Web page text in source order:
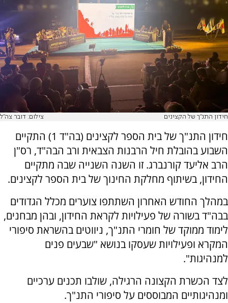
חידון התנ"ך של הקצינים צילום: דובר צה"ל
חידון התנ"ך של בית הספר לקצינים (בה"ד 1) התקיים
השבוע בהובלת חיל הרבנות הצבאית ורב הבה"ד, רס"ן
הרב אליעד קורנברג. זו השנה השנייה שבה מתקיים
החידון, בשיתוף מחלקת החינוך של בית הספר לקצינים.
במהלך החודש האחרון השתתפו צוערים מכלל הגדודים
בבה"ד בשורה של פעילויות לקראת החידון, ובהן מבחנים,
לימוד ממוקד של חומרי התנ"ך, ניווטים בהשראת סיפורי
המקרא ופעילויות שעסקו בנושא "שבעים פנים
למנהיגות".
לצד הכשרת הקצונה הרגילה, שולבו תכנים ערכיים
ומנהיגותיים המבוססים על סיפורי התנ"ך.